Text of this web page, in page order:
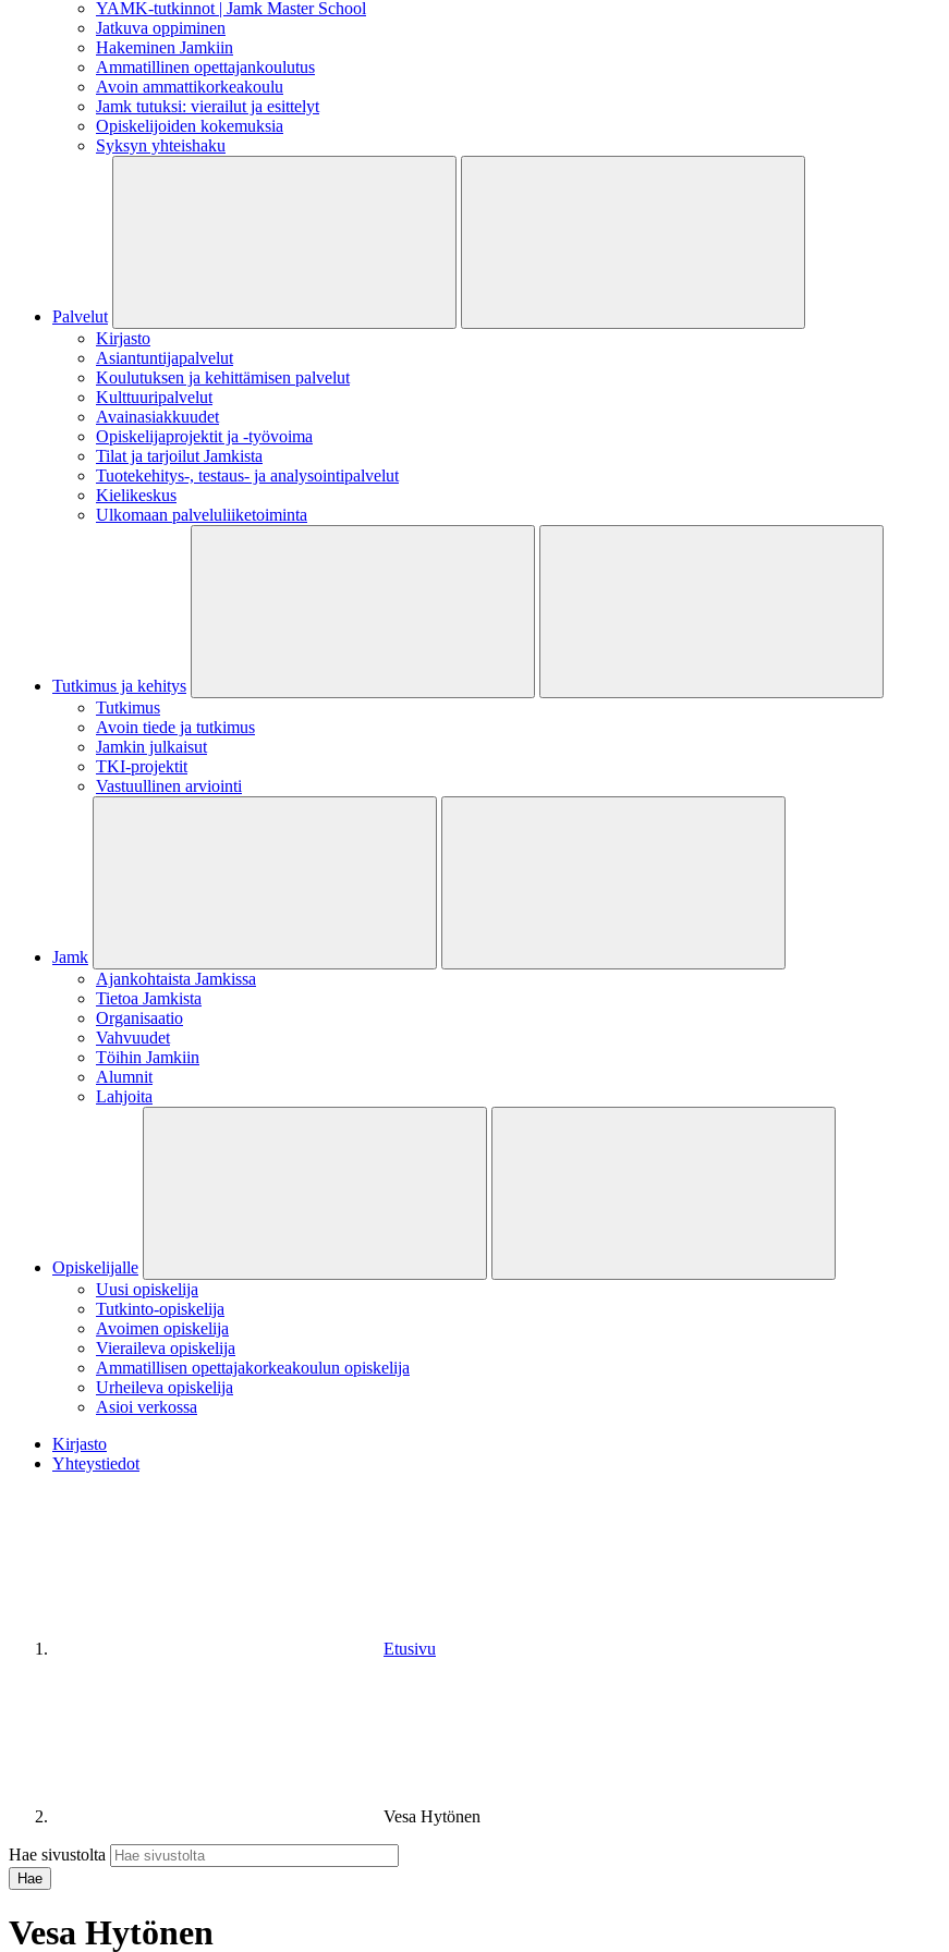
YAMK-tutkinnot | Jamk Master School
Jatkuva oppiminen
Hakeminen Jamkiin
Ammatillinen opettajankoulutus
Avoin ammattikorkeakoulu
Jamk tutuksi: vierailut ja esittelyt
Opiskelijoiden kokemuksia
Syksyn yhteishaku
Palvelut
Kirjasto
Asiantuntijapalvelut
Koulutuksen ja kehittämisen palvelut
Kulttuuripalvelut
Avainasiakkuudet
Opiskelijaprojektit​ ja -työvoima
Tilat ja tarjoilut Jamkista
Tuotekehitys-, testaus- ja analysointipalvelut
Kielikeskus
Ulkomaan palveluliiketoiminta
Tutkimus ja kehitys
Tutkimus
Avoin tiede ja tutkimus
Jamkin julkaisut
TKI-projektit
Vastuullinen arviointi
Jamk
Ajankohtaista Jamkissa
Tietoa Jamkista
Organisaatio
Vahvuudet
Töihin Jamkiin
Alumnit
Lahjoita
Opiskelijalle
Uusi opiskelija
Tutkinto-opiskelija
Avoimen opiskelija
Vieraileva opiskelija
Ammatillisen opettajakorkeakoulun opiskelija
Urheileva opiskelija
Asioi verkossa
Kirjasto
Yhteystiedot
Etusivu
Vesa Hytönen
Hae sivustolta
Vesa Hytönen